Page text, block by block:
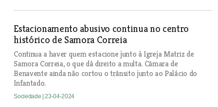
Estacionamento abusivo continua no centro
histórico de Samora Correia
Continua a haver quem estacione junto à Igreja Matriz de
Samora Correia, o que dá direito a multa. Câmara de
Benavente ainda não cortou o trânsito junto ao Palácio do
Infantado.
Sociedade | 23-04-2024